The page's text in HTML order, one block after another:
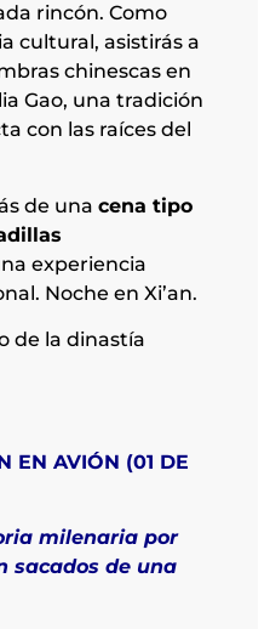
rincón. Como
cultural, asistirás a
chinescas en
Gao, una tradición
con las raíces del
de una cena tipo
experiencia
Noche en Xi’an.
de la dinastía
EN AVIÓN (01 DE
milenaria por
sacados de una